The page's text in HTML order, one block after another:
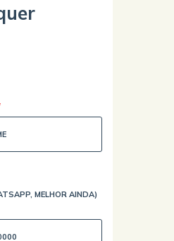
MELHOR AINDA)